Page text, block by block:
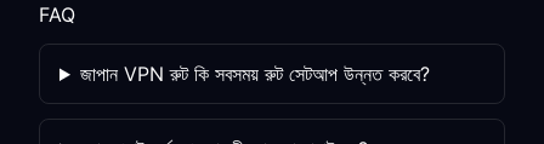
FAQ
জাপান VPN রুট কি সবসময় রুট সেটআপ উন্নত করবে?